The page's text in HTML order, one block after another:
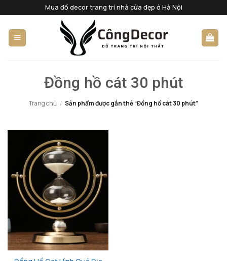
qua
nội
dung
Mua đồ decor trang trí nhà cửa đẹp ở Hà Nội
Đồng hồ cát 30 phút
Trang chủ / Sản phẩm được gắn thẻ “Đồng hồ cát 30 phút”